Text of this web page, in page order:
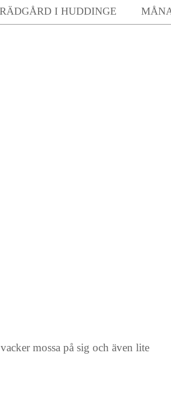
I HUDDINGE
mossa på sig och även lite